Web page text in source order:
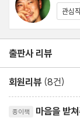
1장 분도기- 지금
3장 비트- 무엇이
4장 루터테이블-
5장 직각자- 직각
관심
출판사 리뷰
회원리뷰 (8건)
종이책 마음을 받